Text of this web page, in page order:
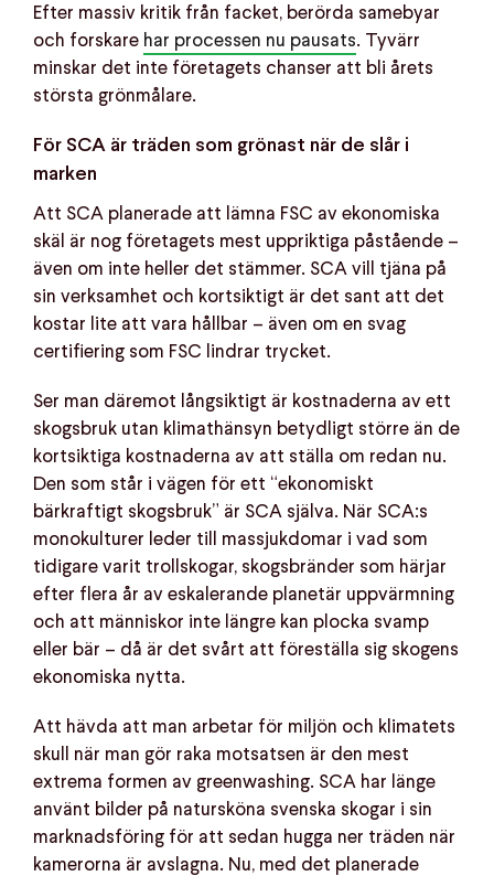
Efter massiv kritik från facket, berörda samebyar
och forskare har processen nu pausats. Tyvärr
minskar det inte företagets chanser att bli årets
största grönmålare.
För SCA är träden som grönast när de slår i
marken
Att SCA planerade att lämna FSC av ekonomiska
skäl är nog företagets mest uppriktiga påstående –
även om inte heller det stämmer. SCA vill tjäna på
sin verksamhet och kortsiktigt är det sant att det
kostar lite att vara hållbar – även om en svag
certifiering som FSC lindrar trycket.
Ser man däremot långsiktigt är kostnaderna av ett
skogsbruk utan klimathänsyn betydligt större än de
kortsiktiga kostnaderna av att ställa om redan nu.
Den som står i vägen för ett “ekonomiskt
bärkraftigt skogsbruk” är SCA själva. När SCA:s
monokulturer leder till massjukdomar i vad som
tidigare varit trollskogar, skogsbränder som härjar
efter flera år av eskalerande planetär uppvärmning
och att människor inte längre kan plocka svamp
eller bär – då är det svårt att föreställa sig skogens
ekonomiska nytta.
Att hävda att man arbetar för miljön och klimatets
skull när man gör raka motsatsen är den mest
extrema formen av greenwashing. SCA har länge
använt bilder på natursköna svenska skogar i sin
marknadsföring för att sedan hugga ner träden när
kamerorna är avslagna. Nu, med det planerade